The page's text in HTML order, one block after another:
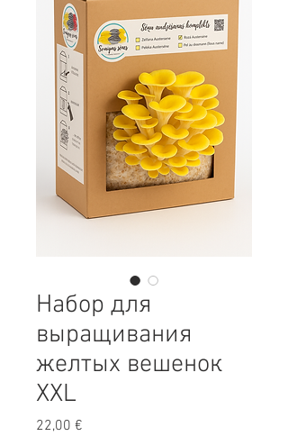
Набор для
выращивания
желтых вешенок
XXL
22,00 €